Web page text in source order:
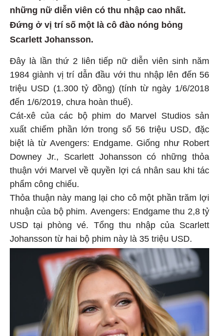
những nữ diễn viên có thu nhập cao nhất.
Đứng ở vị trí số một là cô đào nóng bỏng
Scarlett Johansson.
Đây là lần thứ 2 liên tiếp nữ diễn viên sinh năm
1984 giành vị trí dẫn đầu với thu nhập lên đến 56
triệu USD (1.300 tỷ đồng) (tính từ ngày 1/6/2018
đến 1/6/2019, chưa hoàn thuế).
Cát-xê của các bộ phim do Marvel Studios sản
xuất chiếm phần lớn trong số 56 triệu USD, đặc
biệt là từ Avengers: Endgame. Giống như Robert
Downey Jr., Scarlett Johansson có những thỏa
thuận với Marvel về quyền lợi cá nhân sau khi tác
phẩm công chiếu.
Thỏa thuận này mang lại cho cô một phần trăm lợi
nhuận của bộ phim. Avengers: Endgame thu 2,8 tỷ
USD tại phòng vé. Tổng thu nhập của Scarlett
Johansson từ hai bộ phim này là 35 triệu USD.